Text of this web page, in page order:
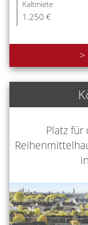
Kaltmiete
1.250 €
>
Platz für